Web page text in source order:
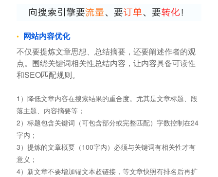
网站内容优化
不仅要提炼文章思想、总结摘要，还要阐述作者的观
点。围绕关键词相关性总结内容，让内容具备可读性
和SEO匹配规则。
1）降低文章内容在搜索结果的重合度。尤其是文章标题、段
落主题、内容摘要等；
2）标题包含关键词（可包含部分或完整匹配）字数控制在24
字内；
3）提炼的文章概要（100字内）必须与关键词有相关性才有
意义；
4）新文章不要增加锚文本超链接，等文章快照有排名后再扩